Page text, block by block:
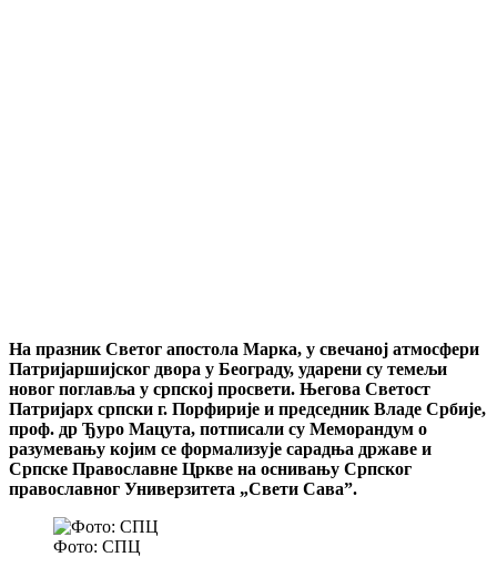
На празник Светог апостола Марка, у свечаној атмосфери
Патријаршијског двора у Београду, ударени су темељи
новог поглавља у српској просвети. Његова Светост
Патријарх српски г. Порфирије и председник Владе Србије,
проф. др Ђуро Мацута, потписали су Меморандум о
разумевању којим се формализује сарадња државе и
Српске Православне Цркве на оснивању Српског
православног Универзитета „Свети Сава”.
Фото: СПЦ